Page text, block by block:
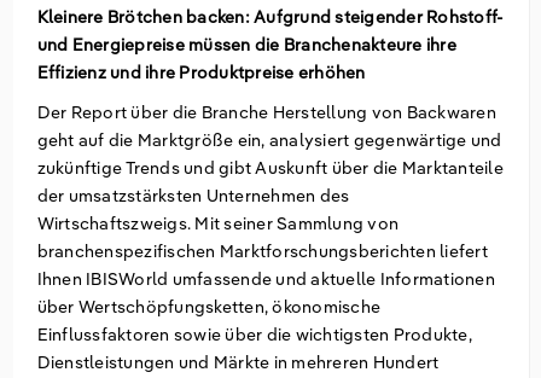
Kleinere Brötchen backen: Aufgrund steigender Rohstoff-
und Energiepreise müssen die Branchenakteure ihre
Effizienz und ihre Produktpreise erhöhen
Der Report über die Branche Herstellung von Backwaren
geht auf die Marktgröße ein, analysiert gegenwärtige und
zukünftige Trends und gibt Auskunft über die Marktanteile
der umsatzstärksten Unternehmen des
Wirtschaftszweigs. Mit seiner Sammlung von
branchenspezifischen Marktforschungsberichten liefert
Ihnen IBISWorld umfassende und aktuelle Informationen
über Wertschöpfungsketten, ökonomische
Einflussfaktoren sowie über die wichtigsten Produkte,
Dienstleistungen und Märkte in mehreren Hundert
Groß- und Einzelhandel
Information und Kommunikation
Freiberufliche, wissenschaftliche und
technische Dienstleistungen
Deutschland
Italien
Irland
Spanien
Vereinigtes Königreich
Marketing
Private Equity
Sales Vertrieb
Bibliotheken